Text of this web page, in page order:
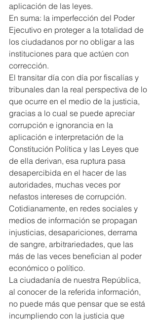
aplicación de las leyes.
En suma: la imperfección del Poder
Ejecutivo en proteger a la totalidad de
los ciudadanos por no obligar a las
instituciones para que actúen con
corrección.
El transitar día con día por fiscalías y
tribunales dan la real perspectiva de lo
que ocurre en el medio de la justicia,
gracias a lo cual se puede apreciar
corrupción e ignorancia en la
aplicación e interpretación de la
Constitución Política y las Leyes que
de ella derivan, esa ruptura pasa
desapercibida en el hacer de las
autoridades, muchas veces por
nefastos intereses de corrupción.
Cotidianamente, en redes sociales y
medios de información se propagan
injusticias, desapariciones, derrama
de sangre, arbitrariedades, que las
más de las veces benefician al poder
económico o político.
La ciudadanía de nuestra República,
al conocer de la referida información,
no puede más que pensar que se está
incumpliendo con la justicia que